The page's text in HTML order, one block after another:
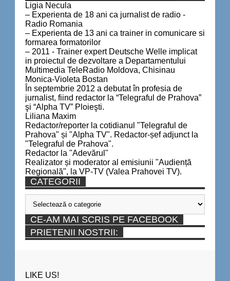
Ligia Necula
– Experienta de 18 ani ca jurnalist de radio -
Radio Romania
– Experienta de 13 ani ca trainer in comunicare si
formarea formatorilor
– 2011 - Trainer expert Deutsche Welle implicat
in proiectul de dezvoltare a Departamentului
Multimedia TeleRadio Moldova, Chisinau
Monica-Violeta Bostan
În septembrie 2012 a debutat în profesia de
jurnalist, fiind redactor la “Telegraful de Prahova”
şi “Alpha TV” Ploieşti.
Liliana Maxim
Redactor/reporter la cotidianul "Telegraful de
Prahova" și "Alpha TV". Redactor-șef adjunct la
"Telegraful de Prahova".
Redactor la "Adevărul"
Realizator și moderator al emisiunii "Audiență
Regională", la VP-TV (Valea Prahovei TV).
CATEGORII
Categorii
CE-AM MAI SCRIS PE FACEBOOK
PRIETENII NOSTRII:
LIKE US!